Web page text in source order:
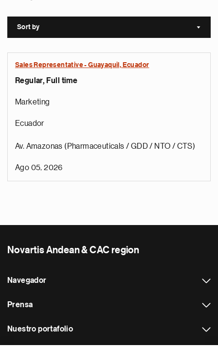
Sort by Sort
Sales Representative - Guayaquil, Ecuador
Regular, Full time
Marketing
Ecuador
Av. Amazonas (Pharmaceuticals / GDD / NTO / CTS)
Ago 05, 2026
Novartis Andean & CAC region
Navegador
Prensa
Nuestro portafolio